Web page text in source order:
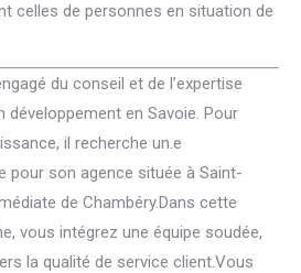
celles de personnes en situation de
du conseil et de l’expertise
en Savoie. Pour
il recherche un.e
pour son agence située à Saint-
de Chambéry.Dans cette
vous intégrez une équipe soudée,
la qualité de service client.Vous